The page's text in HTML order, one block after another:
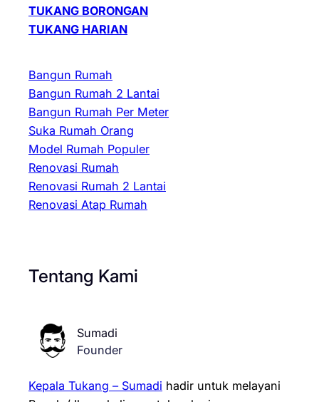
TUKANG BORONGAN
TUKANG HARIAN
Bangun Rumah
Bangun Rumah 2 Lantai
Bangun Rumah Per Meter
Suka Rumah Orang
Model Rumah Populer
Renovasi Rumah
Renovasi Rumah 2 Lantai
Renovasi Atap Rumah
Tentang Kami
Sumadi
Founder
Kepala Tukang – Sumadi hadir untuk melayani